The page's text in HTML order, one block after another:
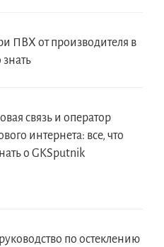
ПВХ от производителя в
связь и оператор
интернета: все, что
о GKSputnik
по остеклению